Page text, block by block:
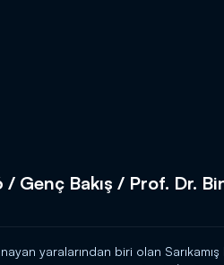
Genç Bakış / Prof. Dr.
yaralarından biri olan Sarıkamış